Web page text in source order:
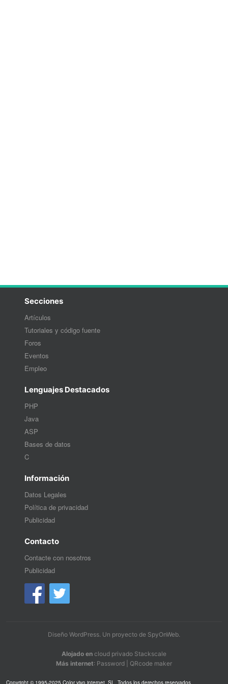
Secciones
Artículos
Tutoriales y código fuente
Foros
Eventos
Empleo
Lenguajes Destacados
PHP
Java
ASP
Bases de datos
C
Información
Datos Legales
Política de privacidad
Publicidad
Contacto
Contacte con nosotros
Publicidad
Diseño WordPress. Un proyecto de SpyOnWeb.
Alojado en cloud privado Stackscale
Más internet: Password QRcode maker
Copyright © 1995-2025 Color vivo internet, SL. Todos los derechos reservados